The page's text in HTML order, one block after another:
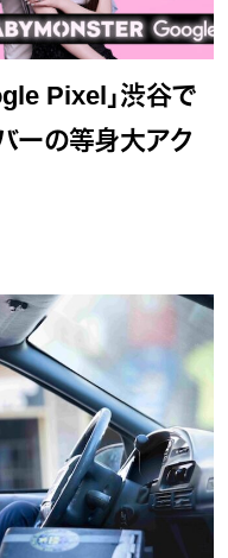
Pixel」渋谷で
ーの等身大アク